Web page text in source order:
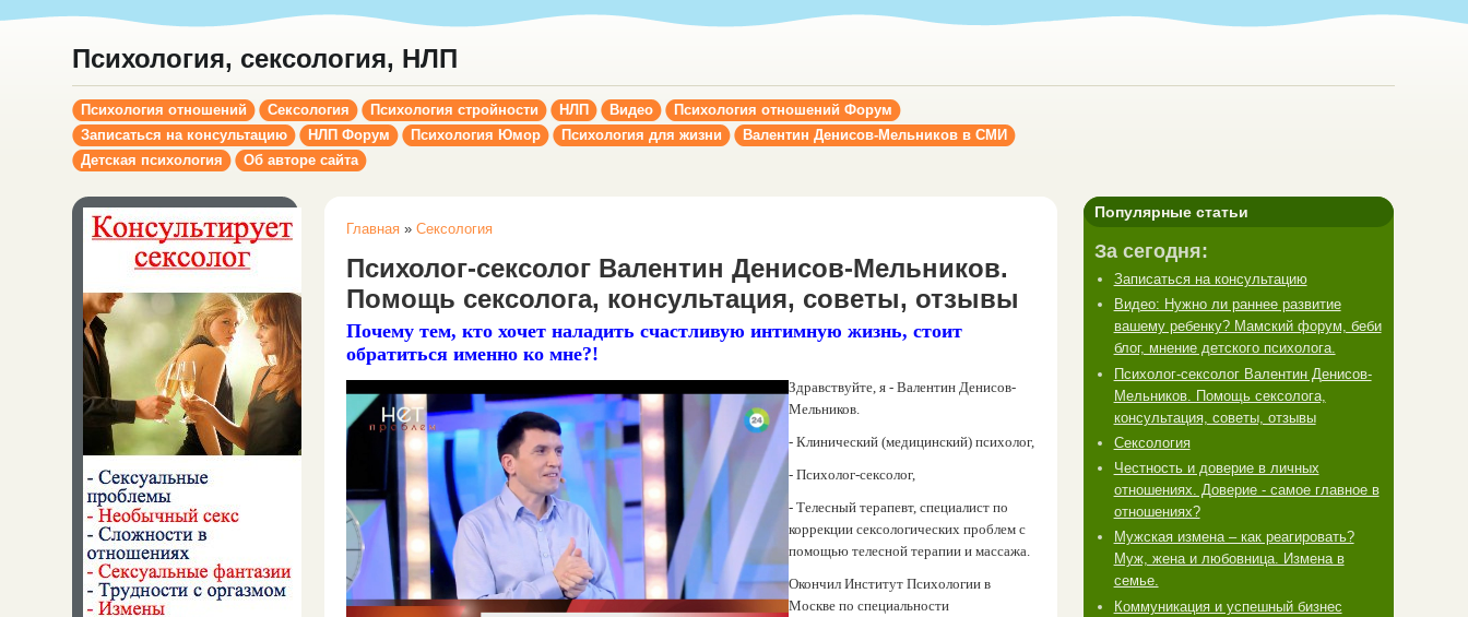
Психология, сексология, НЛП
Психология отношений Сексология Психология стройности НЛП Видео
Психология отношений Форум
Записаться на консультацию
НЛП Форум Психология Юмор Психология для жизни
Валентин Денисов-Мельников в СМИ
Детская психология
Об авторе сайта
Главная» Сексология
Психолог-сексолог Валентин Денисов-Мельников.
Помощь сексолога, консультация, советы, отзывы
Почему тем, кто хочет наладить счастливую интимную жизнь, стоит
обратиться именно ко мне?!
Здравствуйте, я - Валентин Денисов-
Мельников.
- Клинический (медицинский) психолог,
- Психолог-сексолог,
- Телесный терапевт, специалист по
коррекции сексологических проблем с
помощью телесной терапии и массажа.
Окончил Институт Психологии в
Москве по специальности
Популярные статьи
За сегодня:
Записаться на консультацию
Видео: Нужно ли раннее развитие
вашему ребенку? Мамский форум, беби
блог, мнение детского психолога.
Психолог-сексолог Валентин Денисов-
Мельников. Помощь сексолога,
консультация, советы, отзывы
Сексология
Честность и доверие в личных
отношениях. Доверие - самое главное в
отношениях?
Мужская измена – как реагировать?
Муж, жена и любовница. Измена в
семье.
Коммуникация и успешный бизнес